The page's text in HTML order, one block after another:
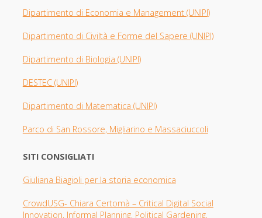
Dipartimento di Economia e Management (UNIPI)
Dipartimento di Civiltà e Forme del Sapere (UNIPI)
Dipartimento di Biologia (UNIPI)
DESTEC (UNIPI)
Dipartimento di Matematica (UNIPI)
Parco di San Rossore, Migliarino e Massaciuccoli
SITI CONSIGLIATI
Giuliana Biagioli per la storia economica
CrowdUSG- Chiara Certomà – Critical Digital Social
Innovation, Informal Planning, Political Gardening,